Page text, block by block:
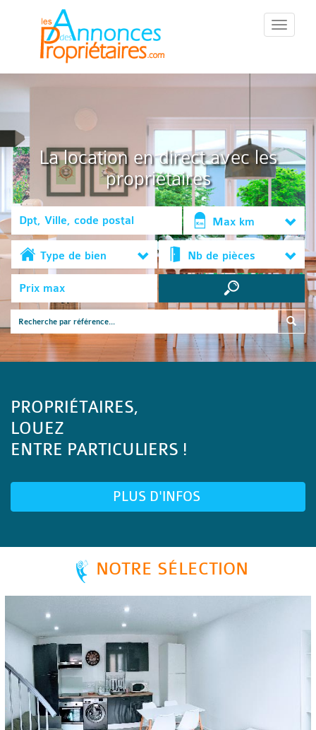
::Menu::
La location en direct avec les
propriétaires
Max km
Type de bien Nb de pièces
PROPRIÉTAIRES,
LOUEZ
ENTRE PARTICULIERS !
PLUS D'INFOS
NOTRE SÉLECTION